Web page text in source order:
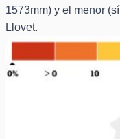
1573mm) y el menor
Llovet.